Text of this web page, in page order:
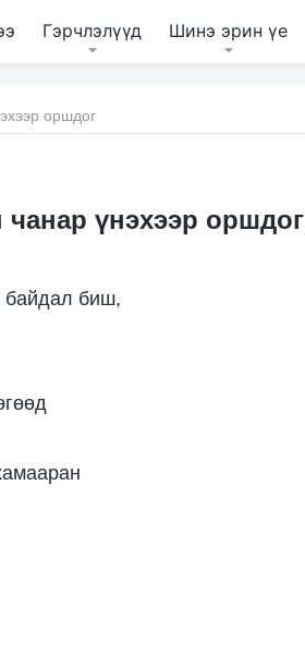
Гэрчлэлүүд Шинэ эрин үе
оршдог
үнэхээр оршдог
байдал биш,